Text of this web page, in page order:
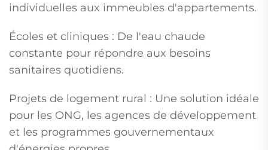
individuelles aux immeubles d'appartements.
Écoles et cliniques : De l'eau chaude
constante pour répondre aux besoins
sanitaires quotidiens.
Projets de logement rural : Une solution idéale
pour les ONG, les agences de développement
et les programmes gouvernementaux